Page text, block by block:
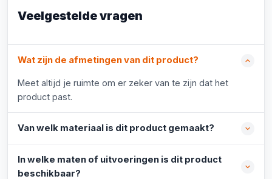
Veelgestelde vragen
Wat zijn de afmetingen van dit product?
Meet altijd je ruimte om er zeker van te zijn dat het
product past.
Van welk materiaal is dit product gemaakt?
In welke maten of uitvoeringen is dit product
beschikbaar?